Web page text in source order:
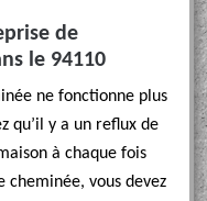
de
le 94110
ne fonctionne plus
qu’il y a un reflux de
à chaque fois
cheminée, vous devez